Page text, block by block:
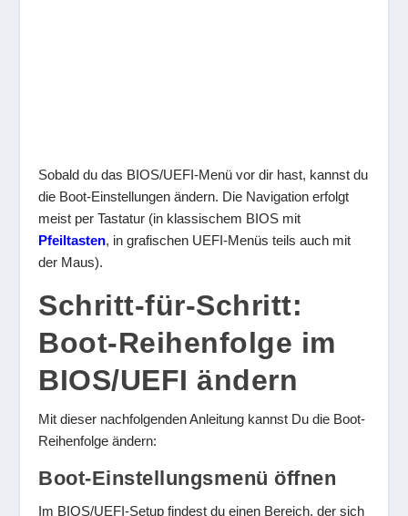
Sobald du das BIOS/UEFI-Menü vor dir hast, kannst du
die Boot-Einstellungen ändern. Die Navigation erfolgt
meist per Tastatur (in klassischem BIOS mit
Pfeiltasten, in grafischen UEFI-Menüs teils auch mit
der Maus).
Schritt-für-Schritt:
Boot-Reihenfolge im
BIOS/UEFI ändern
Mit dieser nachfolgenden Anleitung kannst Du die Boot-
Reihenfolge ändern:
Boot-Einstellungsmenü öffnen
Im BIOS/UEFI-Setup findest du einen Bereich, der sich